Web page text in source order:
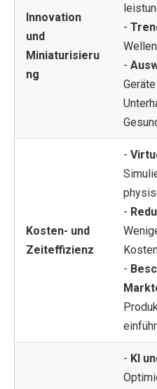
Innovation
und
Miniaturisieru
ng
-
-
Kosten- und
Zeiteffizienz
-
-
-
- KI